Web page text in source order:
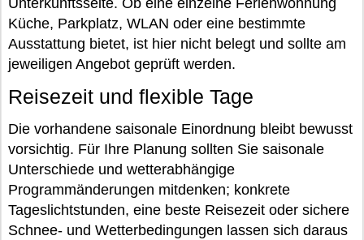
Küche, Parkplatz, WLAN oder eine bestimmte
Ausstattung bietet, ist hier nicht belegt und sollte am
jeweiligen Angebot geprüft werden.
Reisezeit und flexible Tage
Die vorhandene saisonale Einordnung bleibt bewusst
vorsichtig. Für Ihre Planung sollten Sie saisonale
Unterschiede und wetterabhängige
Programmänderungen mitdenken; konkrete
Tageslichtstunden, eine beste Reisezeit oder sichere
Schnee- und Wetterbedingungen lassen sich daraus